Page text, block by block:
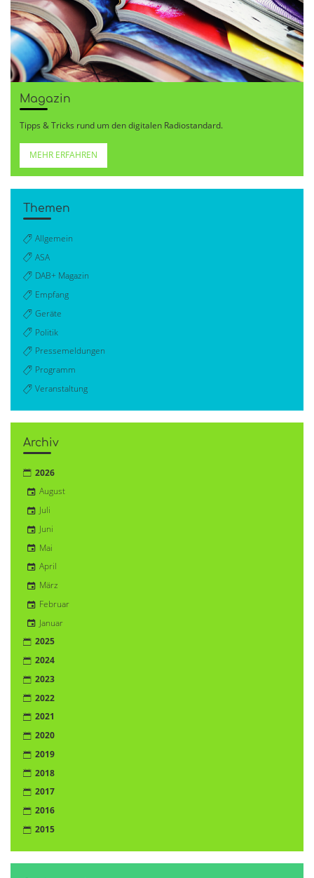
Magazin
Tipps & Tricks rund um den digitalen Radiostandard.
MEHR ERFAHREN
Themen
Allgemein
ASA
DAB+ Magazin
Empfang
Geräte
Politik
Pressemeldungen
Programm
Veranstaltung
Archiv
2026
August
Juli
Juni
Mai
April
März
Februar
Januar
2025
2024
2023
2022
2021
2020
2019
2018
2017
2016
2015